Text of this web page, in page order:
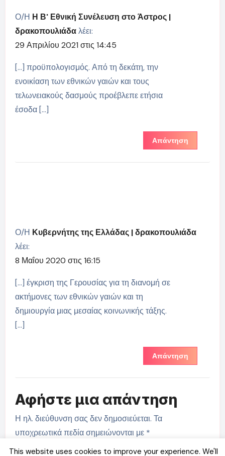
Ο/Η Η Β' Εθνική Συνέλευση στο Άστρος |
δρακοπουλιάδα λέει:
29 Απριλίου 2021 στις 14:45
[…] προϋπολογισμός. Από τη δεκάτη, την
ενοικίαση των εθνικών γαιών και τους
τελωνειακούς δασμούς προέβλεπε ετήσια
έσοδα […]
Απάντηση
Ο/Η Κυβερνήτης της Ελλάδας | δρακοπουλιάδα
λέει:
8 Μαΐου 2020 στις 16:15
[…] έγκριση της Γερουσίας για τη διανομή σε
ακτήμονες των εθνικών γαιών και τη
δημιουργία μιας μεσαίας κοινωνικής τάξης.
[…]
Απάντηση
Αφήστε μια απάντηση
Η ηλ. διεύθυνση σας δεν δημοσιεύεται. Τα
υποχρεωτικά πεδία σημειώνονται με *
Σχόλιο*
This website uses cookies to improve your experience. We'll